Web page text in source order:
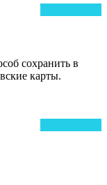
сохранить в
карты.